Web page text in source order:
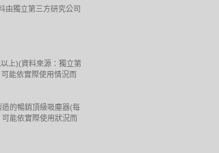
由獨立第三方研究公司
上)(資料來源：獨立第
能依實際使用情況而
的暢銷頂級吸塵器(每
能依實際使用狀況而